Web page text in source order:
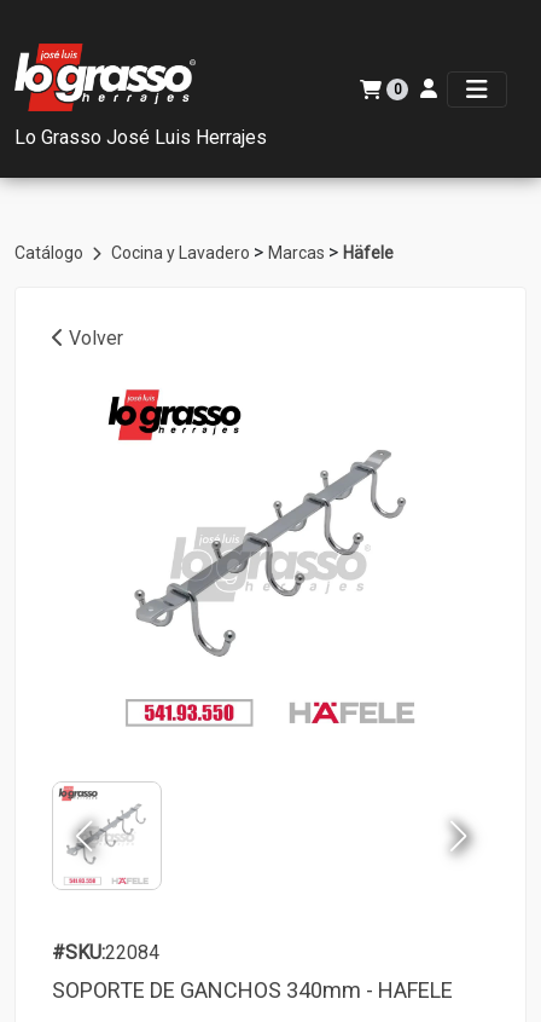
Lo Grasso José Luis Herrajes
0
Catálogo Cocina y Lavadero > Marcas > Häfele
Volver
#SKU:22084
SOPORTE DE GANCHOS 340mm - HAFELE